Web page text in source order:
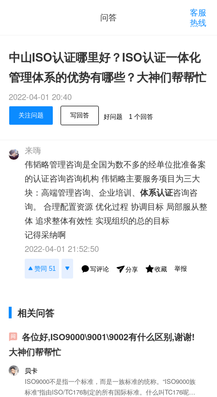
问答
客服
热线
中山ISO认证哪里好？ISO认证一体化
管理体系的优势有哪些？大神们帮帮忙
2022-04-01 20:40
关注问题 写回答 好问题 1 个回答
来嗨
伟韬略管理咨询是全国为数不多的经单位批准备案
的认证咨询咨询机构 伟韬略主要服务项目为三大
块：高端管理咨询、企业培训、体系认证咨询咨
询。 合理配置资源 优化过程 协调目标 局部服从整
体 追求整体有效性 实现组织的总的目标
记得采纳啊
2022-04-01 21:52:50
赞同 51 写评论 分享 收藏 举报
相关问答
各位好,ISO9000\9001\9002有什么区别,谢谢!
大神们帮帮忙
贝卡
ISO9000不是指一个标准，而是一族标准的统称。“ISO9000族
标准”指由ISO/TC176制定的所有国际标准。什么叫TC176呢？